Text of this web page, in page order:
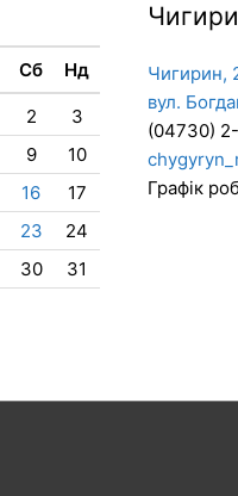
Сб Нд
2
3
9
10
16
17
23
24
30
31
Чигирин,
вул.
(04730)
Графік